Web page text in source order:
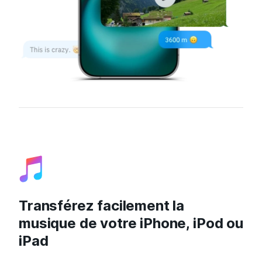
Transférez facilement la
musique de votre iPhone, iPod ou
iPad